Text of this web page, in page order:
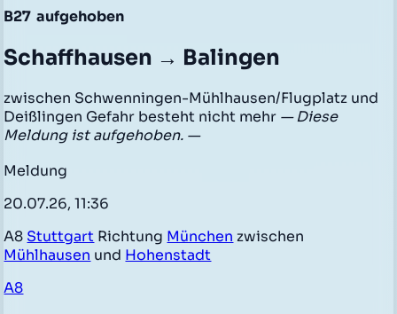
B27 aufgehoben
Schaffhausen → Balingen
zwischen Schwenningen-Mühlhausen/Flugplatz und
Deißlingen Gefahr besteht nicht mehr — Diese
Meldung ist aufgehoben. —
Meldung
20.07.26, 11:36
A8 Stuttgart Richtung München zwischen
Mühlhausen und Hohenstadt
A8